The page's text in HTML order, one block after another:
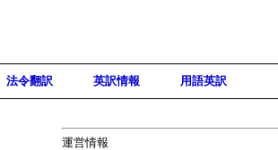
法令翻訳 英訳情報 用語英訳
運営情報